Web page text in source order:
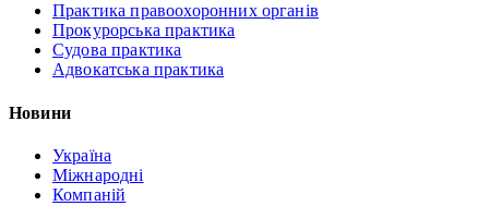
Практика правоохоронних органів
Прокурорська практика
Судова практика
Адвокатська практика
Новини
Україна
Міжнародні
Компаній